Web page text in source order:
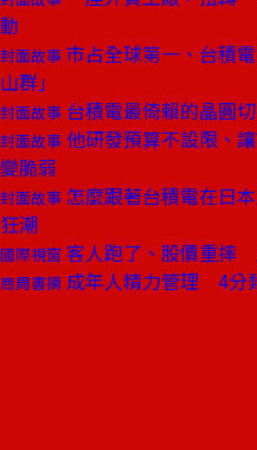
動
封面故事 市占全球第一、台積
山群」
封面故事 台積電最倚賴的晶圓
封面故事 他研發預算不設限、
變脆弱
封面故事 怎麼跟著台積電在日
狂潮
國際視窗 客人跑了、股價重摔
商周書摘 成年人精力管理 4分